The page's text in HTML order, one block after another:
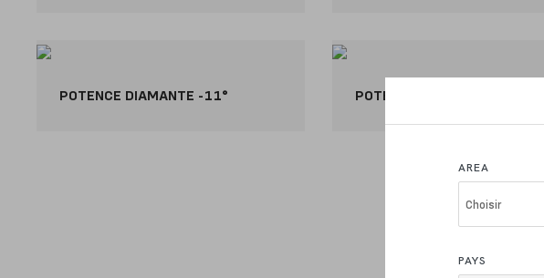
AREA
Choisir
PAYS
POTENCE DIAMANTE -11° POTENCE TERA